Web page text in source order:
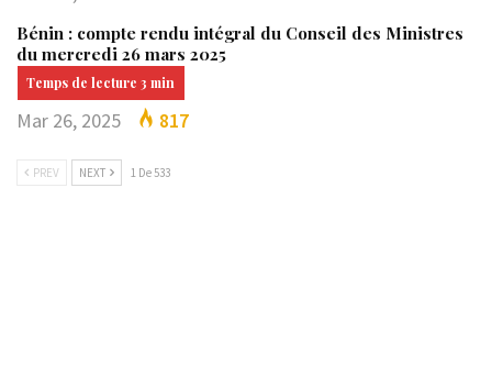
Bénin : compte rendu intégral du Conseil des Ministres
du mercredi 26 mars 2025
Mar 26, 2025 817
PREV NEXT 1 De 533